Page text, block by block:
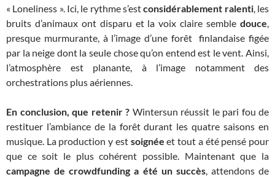
« Loneliness ». Ici, le rythme s’estconsidérablement ralenti, les
bruits d’animaux ont disparu et la voix claire semble douce,
presque murmurante, à l’image d’une forêt finlandaise figée
par la neige dont la seule chose qu’on entend est le vent. Ainsi,
l’atmosphère est planante, à l’image notamment des
orchestrations plus aériennes.
En conclusion, que retenir ? Wintersun réussit le pari fou de
restituer l’ambiance de la forêt durant les quatre saisons en
musique. La production y est soignée et tout a été pensé pour
que ce soit le plus cohérent possible. Maintenant que la
campagne de crowdfunding a été un succès, attendons de